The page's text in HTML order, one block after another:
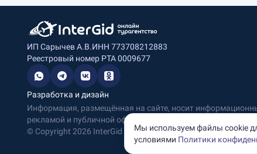
ИП Сарычев А.В.ИНН 773708212883
Реестровый номер РТА 0009677
Разработка и дизайн
Информация, размещённая на сайте, носит
рекламой и публичной офертой.
© Copyright 2026 InterGid Все права защищены.
Мы используем файлы cookie
условиями Политики